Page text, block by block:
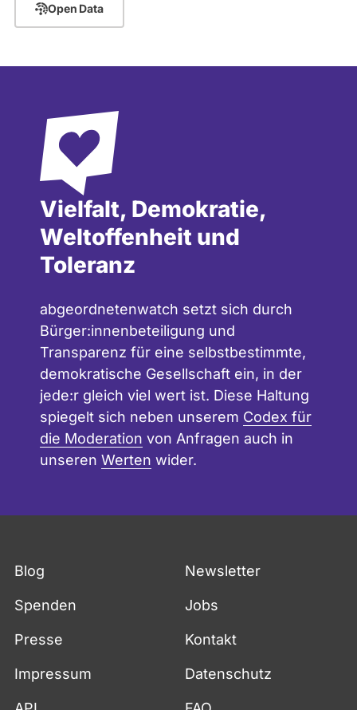
Open Data
Vielfalt, Demokratie,
Weltoffenheit und
Toleranz
abgeordnetenwatch setzt sich durch
Bürger:innenbeteiligung und
Transparenz für eine selbstbestimmte,
demokratische Gesellschaft ein, in der
jede:r gleich viel wert ist. Diese Haltung
spiegelt sich neben unserem Codex für
die Moderation von Anfragen auch in
unseren Werten wider.
Blog Newsletter
Spenden Jobs
Presse Kontakt
Impressum Datenschutz